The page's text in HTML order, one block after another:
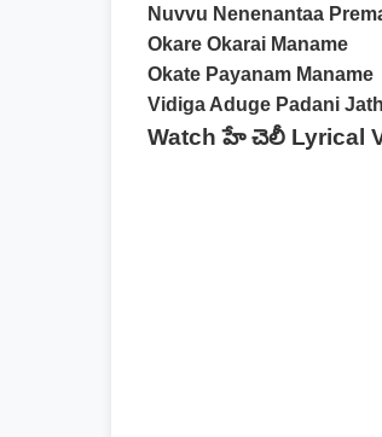
Nuvvu Nenenantaa
Okare Okarai Maname
Okate Payanam Maname
Vidiga Aduge Padani
Watch హే చెలీ Lyrical